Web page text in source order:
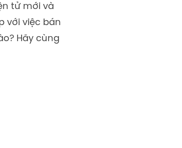
tử mới và
với việc bán
Hãy cùng